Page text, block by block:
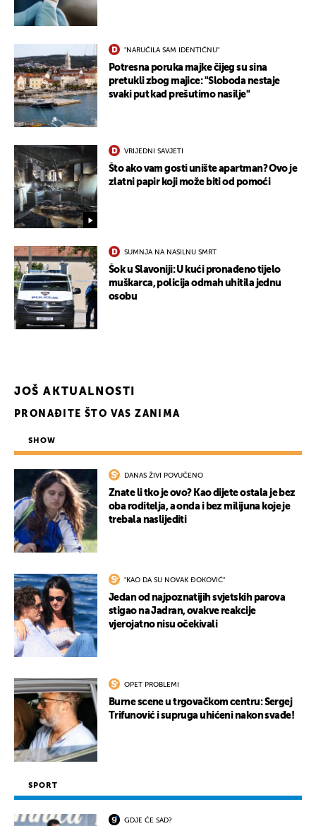
"NARUČILA SAM IDENTIČNU"
Potresna poruka majke čijeg su sina
pretukli zbog majice: "Sloboda nestaje
svaki put kad prešutimo nasilje"
VRIJEDNI SAVJETI
Što ako vam gosti unište apartman? Ovo je
zlatni papir koji može biti od pomoći
SUMNJA NA NASILNU SMRT
Šok u Slavoniji: U kući pronađeno tijelo
muškarca, policija odmah uhitila jednu
osobu
JOŠ AKTUALNOSTI
PRONAĐITE ŠTO VAS ZANIMA
SHOW
DANAS ŽIVI POVUČENO
Znate li tko je ovo? Kao dijete ostala je bez
oba roditelja, a onda i bez milijuna koje je
trebala naslijediti
"KAO DA SU NOVAK ĐOKOVIĆ"
Jedan od najpoznatijih svjetskih parova
stigao na Jadran, ovakve reakcije
vjerojatno nisu očekivali
OPET PROBLEMI
Burne scene u trgovačkom centru: Sergej
Trifunović i supruga uhićeni nakon svađe!
SPORT
GDJE ĆE SAD?